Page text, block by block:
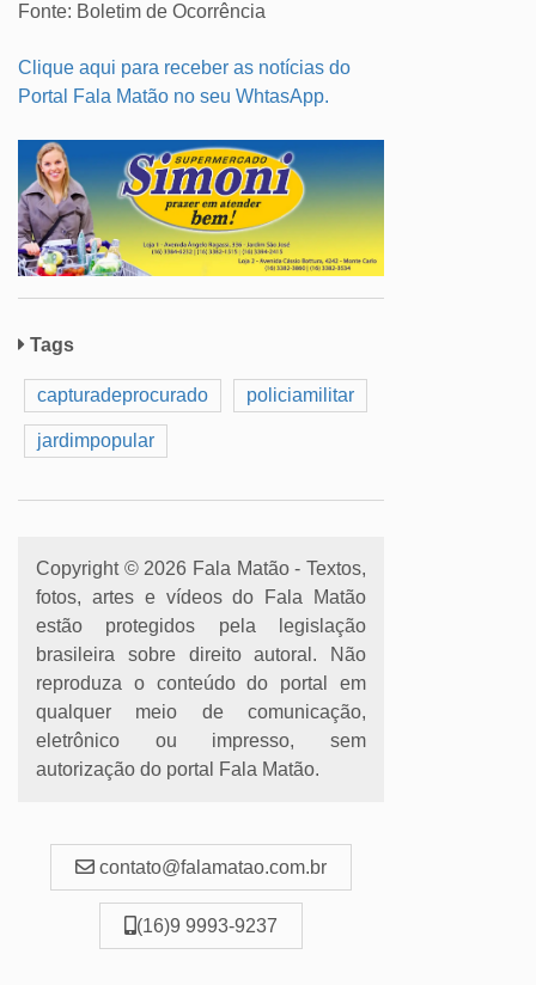
Fonte: Boletim de Ocorrência
Clique aqui para receber as notícias do
Portal Fala Matão no seu WhtasApp.
Tags
capturadeprocurado policiamilitar
jardimpopular
Copyright © 2026 Fala Matão - Textos,
fotos, artes e vídeos do Fala Matão
estão protegidos pela legislação
brasileira sobre direito autoral. Não
reproduza o conteúdo do portal em
qualquer meio de comunicação,
eletrônico ou impresso, sem
autorização do portal Fala Matão.
contato@falamatao.com.br
(16)9 9993-9237